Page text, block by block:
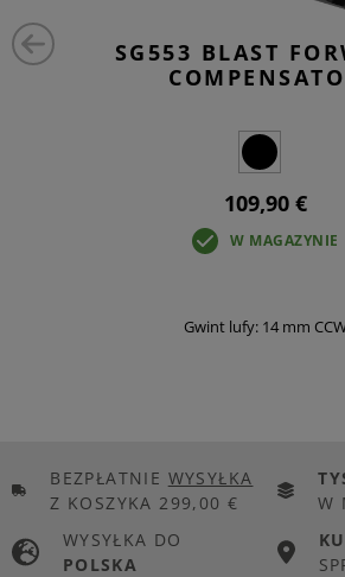
SG553 BLAST
109,90 €
W MAGAZYNIE
Gwint lufy: 14 mm
BEZPŁATNIE WYSYŁKA
Z KOSZYKA 299,00 €
W
WYSYŁKA DO
POLSKA